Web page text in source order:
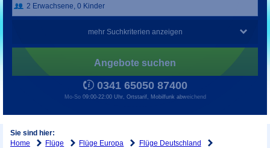
mehr Suchkriterien anzeigen
Angebote suchen
0341 65050 87400
Mo-So 09:00-22:00 Uhr, Ortstarif, Mobilfunk abweichend
Sie sind hier:
Home
Flüge Flüge Europa
Flüge Deutschland